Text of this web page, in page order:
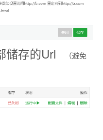
储存的Url
（避免